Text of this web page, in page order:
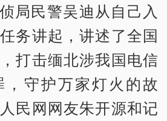
局民警吴迪从自己入
务讲起，讲述了全国
打击缅北涉我国电信
，守护万家灯火的故
民网网友朱开源和记